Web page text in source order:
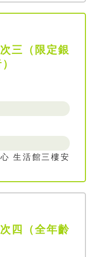
三（限定銀
生活館三樓安
四（全年齡